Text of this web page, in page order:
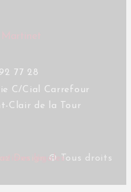
77 28
C/Cial Carrefour
Clair de la Tour
Designlégales